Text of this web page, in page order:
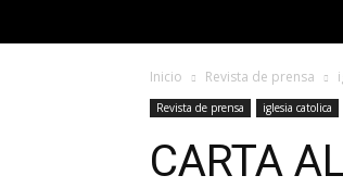
Inicio Revista de prensa
Revista de prensa iglesia catolica
CARTA